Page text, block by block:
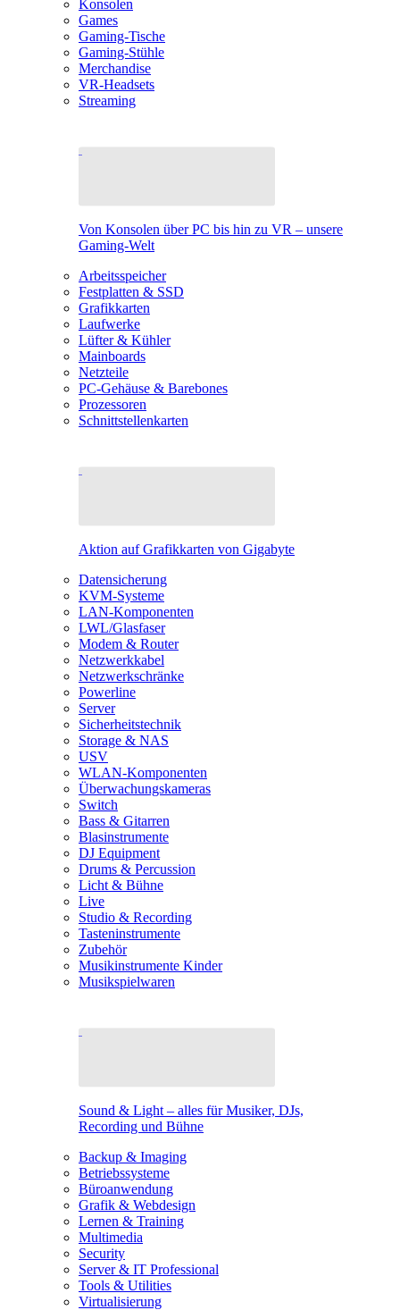
Konsolen
Games
Gaming-Tische
Gaming-Stühle
Merchandise
VR-Headsets
Streaming
Von Konsolen über PC bis hin zu VR – unsere
Gaming-Welt
Arbeitsspeicher
Festplatten & SSD
Grafikkarten
Laufwerke
Lüfter & Kühler
Mainboards
Netzteile
PC-Gehäuse & Barebones
Prozessoren
Schnittstellenkarten
Aktion auf Grafikkarten von Gigabyte
Datensicherung
KVM-Systeme
LAN-Komponenten
LWL/Glasfaser
Modem & Router
Netzwerkkabel
Netzwerkschränke
Powerline
Server
Sicherheitstechnik
Storage & NAS
USV
WLAN-Komponenten
Überwachungskameras
Switch
Bass & Gitarren
Blasinstrumente
DJ Equipment
Drums & Percussion
Licht & Bühne
Live
Studio & Recording
Tasteninstrumente
Zubehör
Musikinstrumente Kinder
Musikspielwaren
Sound & Light – alles für Musiker, DJs,
Recording und Bühne
Backup & Imaging
Betriebssysteme
Büroanwendung
Grafik & Webdesign
Lernen & Training
Multimedia
Security
Server & IT Professional
Tools & Utilities
Virtualisierung